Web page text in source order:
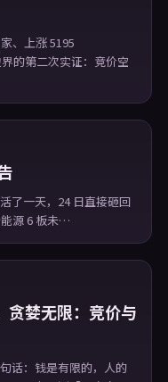
、上涨 5195
的第二次实证：竞价空
了一天，24 日直接砸回
能源 6 板未…
婪无限：竞价与
话：钱是有限的，人的